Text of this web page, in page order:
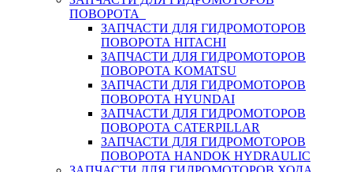
ПОВОРОТА
ЗАПЧАСТИ ДЛЯ ГИДРОМОТОРОВ
ПОВОРОТА HITACHI
ЗАПЧАСТИ ДЛЯ ГИДРОМОТОРОВ
ПОВОРОТА KOMATSU
ЗАПЧАСТИ ДЛЯ ГИДРОМОТОРОВ
ПОВОРОТА HYUNDAI
ЗАПЧАСТИ ДЛЯ ГИДРОМОТОРОВ
ПОВОРОТА CATERPILLAR
ЗАПЧАСТИ ДЛЯ ГИДРОМОТОРОВ
ПОВОРОТА HANDOK HYDRAULIC